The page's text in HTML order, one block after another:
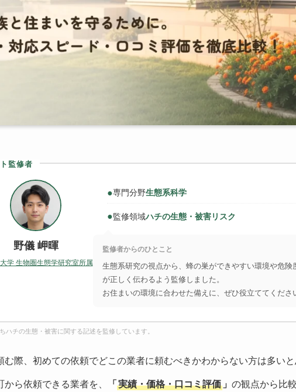
監修者
野儀 岬暉
学 生物圏生態学研究室所属
●専門分野生態系科学
●監修領域ハチの生態・被害リスク
監修者からのひとこと
生態系研究の視点から、蜂の巣ができやすい環境や危険
が正しく伝わるよう監修しました。
お住まいの環境に合わせた備えに、ぜひ役立ててくださ
ハチの生態・被害に関する記述を監修しています。
む際、初めての依頼でどこの業者に頼むべきかわからない方は多い
ら依頼できる業者を、 「 実績・価格・口コミ評価 」 の観点から比